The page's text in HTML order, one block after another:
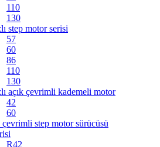
110
130
step motor serisi
57
60
86
110
130
açık çevrimli kademeli motor
42
60
çevrimli step motor sürücüsü
R42